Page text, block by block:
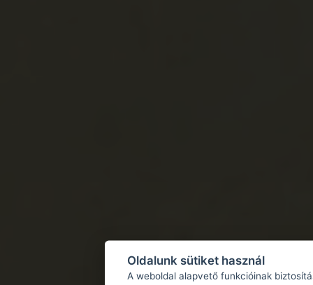
Oldalunk sütiket használ
A weboldal alapvető funkcióinak